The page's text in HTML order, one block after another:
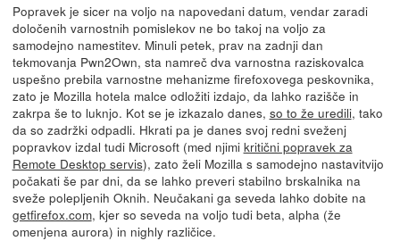
Popravek je sicer na voljo na napovedani datum, vendar zaradi
določenih varnostnih pomislekov ne bo takoj na voljo za
samodejno namestitev. Minuli petek, prav na zadnji dan
tekmovanja Pwn2Own, sta namreč dva varnostna raziskovalca
uspešno prebila varnostne mehanizme firefoxovega peskovnika,
zato je Mozilla hotela malce odložiti izdajo, da lahko razišče in
zakrpa še to luknjo. Kot se je izkazalo danes, so to že uredili, tako
da so zadržki odpadli. Hkrati pa je danes svoj redni sveženj
popravkov izdal tudi Microsoft (med njimi kritični popravek za
Remote Desktop servis), zato želi Mozilla s samodejno nastavitvijo
počakati še par dni, da se lahko preveri stabilno brskalnika na
sveže polepljenih Oknih. Neučakani ga seveda lahko dobite na
getfirefox.com, kjer so seveda na voljo tudi beta, alpha (že
omenjena aurora) in nighly različice.